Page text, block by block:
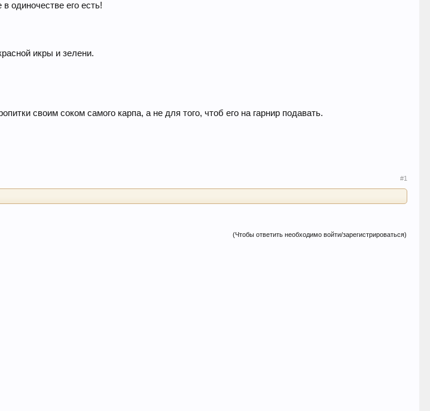
одиночестве его есть!
икры и зелени.
своим соком самого карпа, а не для того, чтоб его на гарнир подавать.
#1
(Чтобы ответить необходимо войти/зарегистрироваться)